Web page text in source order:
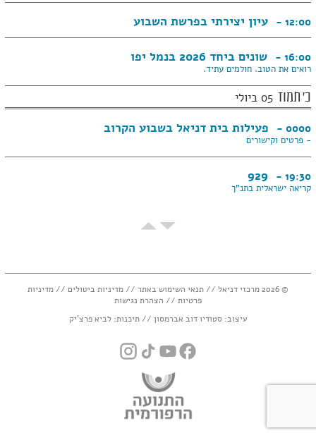
12:00 - עיון יצירתי בפרשת השבוע
16:00 - שונים ביחד 2026 בנמל יפו
רואים את הטוב. חולמים עתיד.
כ' תמוז 05 ביולי
0000 - פעילות בית דניאל בשבוע הקרוב
- פרטים וקישורים
19:30 -
929
קריאה ישראלית בתנ"ך
0000 - פעילות בית דניאל בשבוע הקרוב
הדף השבועי
© 2026 מרכזי דניאל // תנאי השימוש באתר // מדיניות ביטולים // מדיניות
פרטיות // הצהרת נגישות
עיצוב: סטודיו דוב אברמסון // תיכנות:לביא פרצ'יק